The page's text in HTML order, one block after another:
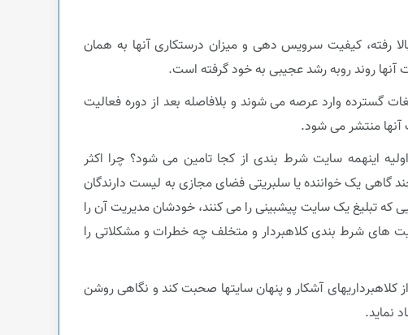
رفته، کیفیت سرویس دهی و میزان درستکاری آنها به همان
آنها روند روبه رشد عجیبی به خود گرفته است.
گسترده وارد عرصه می شوند و بلافاصله بعد از دوره فعالیت
آنها منتشر می شود.
اینهمه سایت شرط بندی از کجا تامین می شود؟ چرا اکثر
گاهی یک خواننده یا سلبریتی فضای مجازی به لیست دارندگان
که تبلیغ یک سایت پیشبینی را می کنند، خودشان مدیریت آن را
های شرط بندی کلاهبردار و متخلف چه خطرات و مشکلاتی را
آشکار و پنهان سایتها صحبت کند و نگاهی روشن
نماید.